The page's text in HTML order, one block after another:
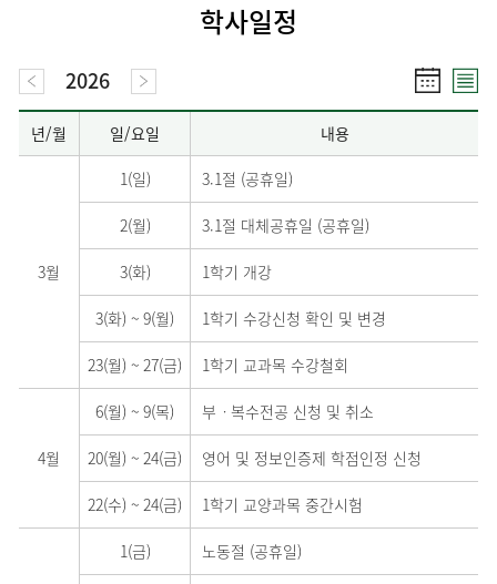
학사일정
2026
년/월 일/요일 내용
3월
1(일) 3.1절 (공휴일)
2(월) 3.1절 대체공휴일 (공휴일)
3(화) 1학기 개강
3(화) ~ 9(월) 1학기 수강신청 확인 및 변경
23(월) ~ 27(금) 1학기 교과목 수강철회
4월
6(월) ~ 9(목) 부ㆍ복수전공 신청 및 취소
20(월) ~ 24(금) 영어 및 정보인증제 학점인정 신청
22(수) ~ 24(금) 1학기 교양과목 중간시험
1(금) 노동절 (공휴일)